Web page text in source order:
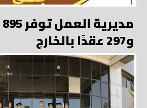
و297 عقدًا بالخارج